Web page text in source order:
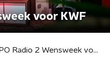
voor KWF
NPO Radio 2 Wensweek voor KWF